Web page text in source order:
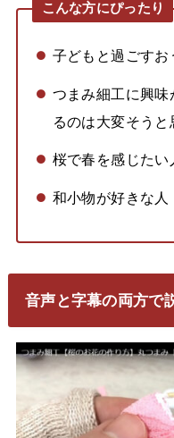
こんな方にぴったり
子どもと過ごすお
つまみ細工に興
るのは大変そうと
桜で春を感じたい
和小物が好きな人
音声と字幕の両方で